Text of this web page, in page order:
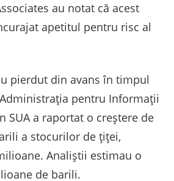
au notat că acest
apetitul pentru risc al
pierdut din avans în timpul
pentru Informaţii
SUA a raportat o creştere de
a stocurilor de ţiţei,
Analiştii estimau o
de barili.